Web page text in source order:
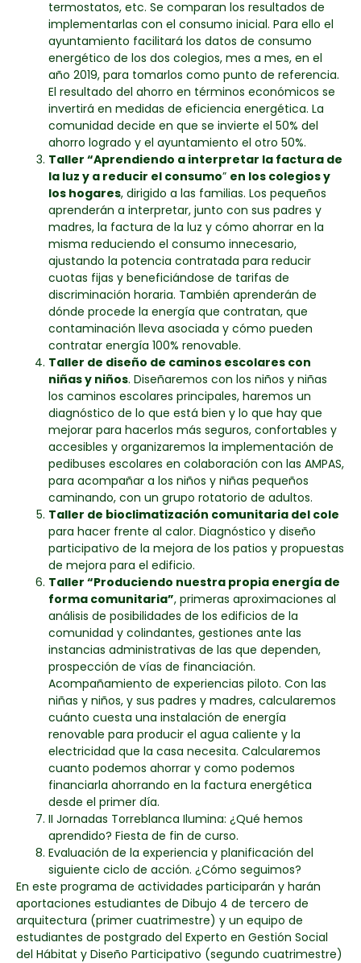
termostatos, etc. Se comparan los resultados de
implementarlas con el consumo inicial. Para ello el
ayuntamiento facilitará los datos de consumo
energético de los dos colegios, mes a mes, en el
año 2019, para tomarlos como punto de referencia.
El resultado del ahorro en términos económicos se
invertirá en medidas de eficiencia energética. La
comunidad decide en que se invierte el 50% del
ahorro logrado y el ayuntamiento el otro 50%.
Taller “Aprendiendo a interpretar la factura de
la luz y a reducir el consumo” en los colegios y
los hogares, dirigido a las familias. Los pequeños
aprenderán a interpretar, junto con sus padres y
madres, la factura de la luz y cómo ahorrar en la
misma reduciendo el consumo innecesario,
ajustando la potencia contratada para reducir
cuotas fijas y beneficiándose de tarifas de
discriminación horaria. También aprenderán de
dónde procede la energía que contratan, que
contaminación lleva asociada y cómo pueden
contratar energía 100% renovable.
Taller de diseño de caminos escolares con
niñas y niños. Diseñaremos con los niños y niñas
los caminos escolares principales, haremos un
diagnóstico de lo que está bien y lo que hay que
mejorar para hacerlos más seguros, confortables y
accesibles y organizaremos la implementación de
pedibuses escolares en colaboración con las AMPAS,
para acompañar a los niños y niñas pequeños
caminando, con un grupo rotatorio de adultos.
Taller de bioclimatización comunitaria del cole
para hacer frente al calor. Diagnóstico y diseño
participativo de la mejora de los patios y propuestas
de mejora para el edificio.
Taller “Produciendo nuestra propia energía de
forma comunitaria”, primeras aproximaciones al
análisis de posibilidades de los edificios de la
comunidad y colindantes, gestiones ante las
instancias administrativas de las que dependen,
prospección de vías de financiación.
Acompañamiento de experiencias piloto. Con las
niñas y niños, y sus padres y madres, calcularemos
cuánto cuesta una instalación de energía
renovable para producir el agua caliente y la
electricidad que la casa necesita. Calcularemos
cuanto podemos ahorrar y como podemos
financiarla ahorrando en la factura energética
desde el primer día.
II Jornadas Torreblanca Ilumina: ¿Qué hemos
aprendido? Fiesta de fin de curso.
Evaluación de la experiencia y planificación del
siguiente ciclo de acción. ¿Cómo seguimos?
En este programa de actividades participarán y harán
aportaciones estudiantes de Dibujo 4 de tercero de
arquitectura (primer cuatrimestre) y un equipo de
estudiantes de postgrado del Experto en Gestión Social
del Hábitat y Diseño Participativo (segundo cuatrimestre)